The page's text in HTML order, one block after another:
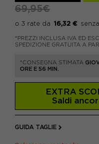
69,95€
16,32 €
*PREZZI INCLUSA IVA ED
SPEDIZIONE GRATUITA A
*CONSEGNA STIMATA
ORE E 56 MIN.
EXTRA
Saldi
GUIDA TAGLIE